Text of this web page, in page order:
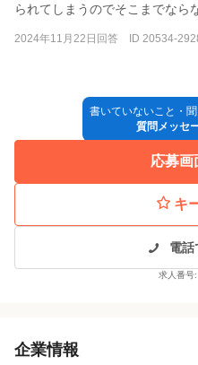
られてしまうのでそこまでなら
2024年11月22日回答 ID 20534-
書いていないこと・聞
質問メッセ
応募画
キ
電話
求人番号:
企業情報